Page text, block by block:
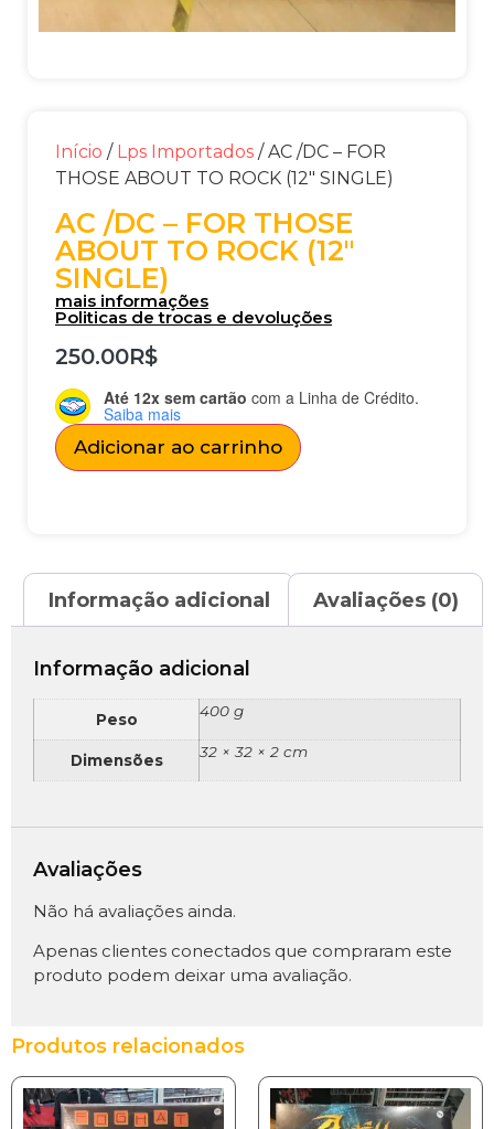
Início / Lps Importados / AC /DC – FOR
THOSE ABOUT TO ROCK (12″ SINGLE)
AC /DC – FOR THOSE
ABOUT TO ROCK (12″
SINGLE)
mais informações
Politicas de trocas e devoluções
250.00R$
Até 12x sem cartão com a Linha de Crédito.
Saiba mais
Adicionar ao carrinho
Informação adicional Avaliações (0)
Informação adicional
Peso 400 g
Dimensões 32 × 32 × 2 cm
Avaliações
Não há avaliações ainda.
Apenas clientes conectados que compraram este
produto podem deixar uma avaliação.
Produtos relacionados